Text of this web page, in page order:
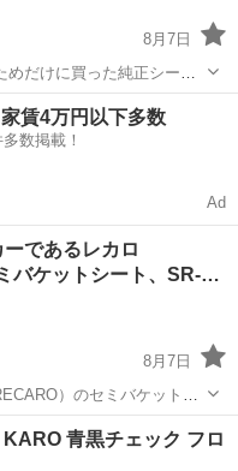
8月7日
だけに買った純正シート
で買ってます(´；ω；`)… モノはキレイです 同じく車検用に必要...
、インテリア シート
家賃4万円以下多数
数掲載！
Ad
ーであるレカロ
バケットシート、SR-
8月7日
）のセミバケットシ
快適性を両立させた、レ...
バケットシート
青黒チェック フロ